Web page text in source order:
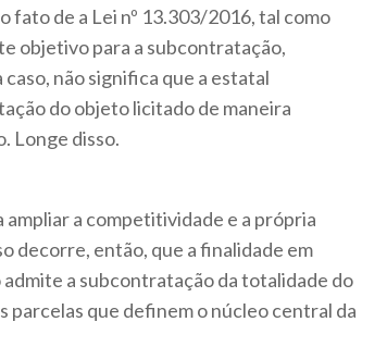
fato de a Lei nº 13.303/2016, tal como
objetivo para a subcontratação,
não significa que a estatal
do objeto licitado de maneira
Longe disso.
a competitividade e a própria
decorre, então, que a finalidade em
a subcontratação da totalidade do
que definem o núcleo central da